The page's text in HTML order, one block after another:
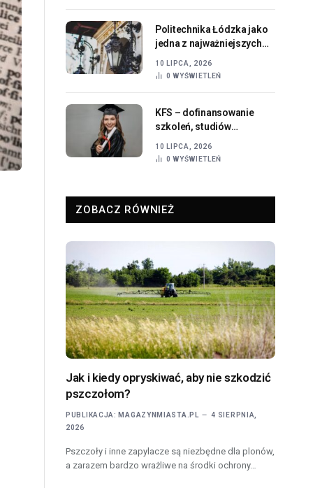
Politechnika Łódzka jako
jedna z najważniejszych
Polsce
10 LIPCA, 2026
0WYŚWIETLEŃ
KFS – dofinansowanie
szkoleń, studiów
zawodowego w 2026 roku
10 LIPCA, 2026
0WYŚWIETLEŃ
ZOBACZ RÓWNIEŻ
Jak i kiedy opryskiwać, aby nie szkodzić
pszczołom?
PUBLIKACJA: MAGAZYNMIASTA.PL
4 SIERPNIA,
2026
Pszczoły i inne zapylacze są niezbędne dla plonów,
a zarazem bardzo wrażliwe na środki ochrony…